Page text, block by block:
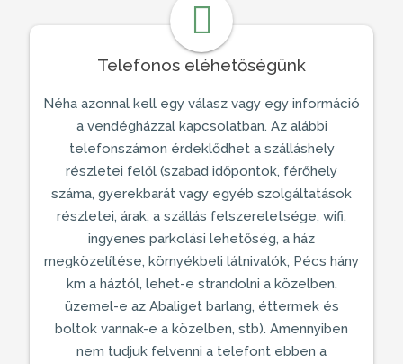
Telefonos eléhetőségünk
Néha azonnal kell egy válasz vagy egy információ
a vendégházzalkapcsolatban. Az alábbi
telefonszámon érdeklődhet a szálláshely
részletei felől (szabad időpontok, férőhely
száma, gyerekbarát vagy egyéb szolgáltatások
részletei, árak, a szállás felszereletsége, wifi,
ingyenes parkolási lehetőség, a ház
megközelítése, környékbeli látnivalók, Pécs hány
km a háztól, lehet-e strandolni a közelben,
üzemel-e az Abaliget barlang, éttermek és
boltok vannak-e a közelben, stb). Amennyiben
nem tudjuk felvenni a telefont ebben a